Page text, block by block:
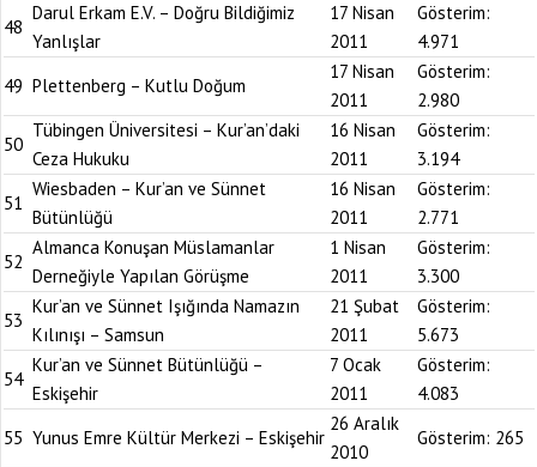
48
Darul Erkam E.V. – Doğru Bildiğimiz
Yanlışlar
17 Nisan
2011
Gösterim:
4.971
49 Plettenberg – Kutlu Doğum
17 Nisan
2011
Gösterim:
2.980
50
Tübingen Üniversitesi – Kur’an’daki
Ceza Hukuku
16 Nisan
2011
Gösterim:
3.194
51
Wiesbaden – Kur’an ve Sünnet
Bütünlüğü
16 Nisan
2011
Gösterim:
2.771
52
Almanca Konuşan Müslamanlar
Derneğiyle Yapılan Görüşme
1 Nisan
2011
Gösterim:
3.300
53
Kur’an ve Sünnet Işığında Namazın
Kılınışı – Samsun
21 Şubat
2011
Gösterim:
5.673
54
Kur’an ve Sünnet Bütünlüğü –
Eskişehir
7 Ocak
2011
Gösterim:
4.083
55 Yunus Emre Kültür Merkezi – Eskişehir
26 Aralık
2010
Gösterim: 265